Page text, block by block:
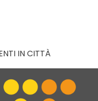
IN CITTÀ